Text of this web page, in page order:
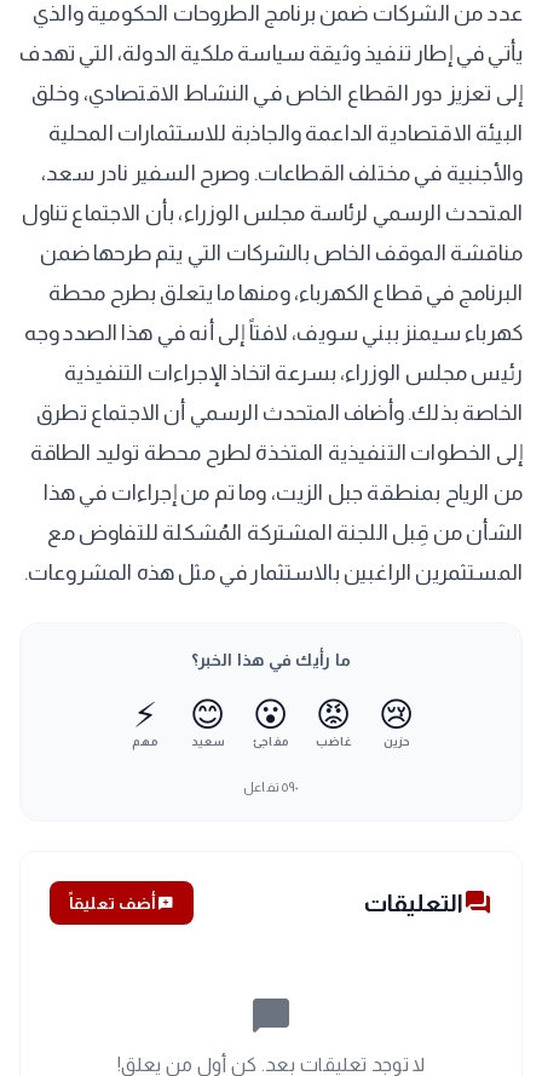
عدد من الشركات ضمن برنامج الطروحات الحكومية والذي
يأتي في إطار تنفيذ وثيقة سياسة ملكية الدولة، التي تهدف
إلى تعزيز دور القطاع الخاص في النشاط الاقتصادي، وخلق
البيئة الاقتصادية الداعمة والجاذبة للاستثمارات المحلية
والأجنبية في مختلف القطاعات. وصرح السفير نادر سعد،
المتحدث الرسمي لرئاسة مجلس الوزراء، بأن الاجتماع تناول
مناقشة الموقف الخاص بالشركات التي يتم طرحها ضمن
البرنامج في قطاع الكهرباء، ومنها ما يتعلق بطرح محطة
كهرباء سيمنز ببني سويف، لافتاً إلى أنه في هذا الصدد وجه
رئيس مجلس الوزراء، بسرعة اتخاذ الإجراءات التنفيذية
الخاصة بذلك. وأضاف المتحدث الرسمي أن الاجتماع تطرق
إلى الخطوات التنفيذية المتخذة لطرح محطة توليد الطاقة
من الرياح بمنطقة جبل الزيت، وما تم من إجراءات في هذا
الشأن من قِبل اللجنة المشتركة المُشكلة للتفاوض مع
المستثمرين الراغبين بالاستثمار في مثل هذه المشروعات.
ما رأيك في هذا الخبر؟
😢
حزين
😡
غاضب
😮
مفاجئ
😊
سعيد
⚡
مهم
٥٩٠تفاعل
forumالتعليقات add_commentأضف تعليقاً
chat_bubble_outline
لا توجد تعليقات بعد. كن أول من يعلق!